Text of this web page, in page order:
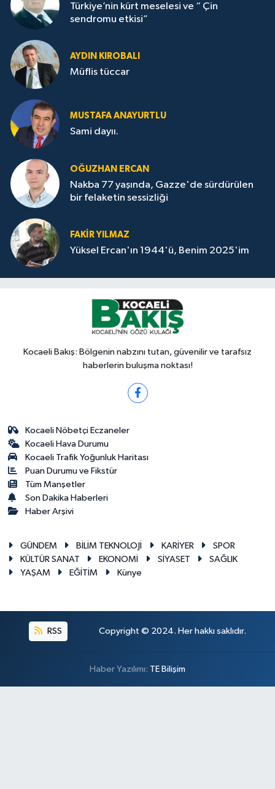
Türkiye’nin kürt meselesi ve “ Çin
sendromu etkisi”
AYDIN KIROBALI
Müflis tüccar
MUSTAFA ANAYURTLU
Sami dayıı.
OĞUZHAN ERCAN
Nakba 77 yaşında, Gazze'de sürdürülen
bir felaketin sessizliği
FAKİR YILMAZ
Yüksel Ercan'ın 1944'ü, Benim 2025'im
Kocaeli Bakış: Bölgenin nabzını tutan, güvenilir ve tarafsız
haberlerin buluşma noktası!
Kocaeli Nöbetçi Eczaneler
Kocaeli Hava Durumu
Kocaeli Trafik Yoğunluk Haritası
Puan Durumu ve Fikstür
Tüm Manşetler
Son Dakika Haberleri
Haber Arşivi
GÜNDEM BİLİM TEKNOLOJİ KARİYER
SPOR
KÜLTÜR SANAT
EKONOMİ SİYASET
SAĞLIK
YAŞAM
EĞİTİM Künye
RSS Copyright © 2024. Her hakkı saklıdır.
Haber Yazılımı: TE Bilişim